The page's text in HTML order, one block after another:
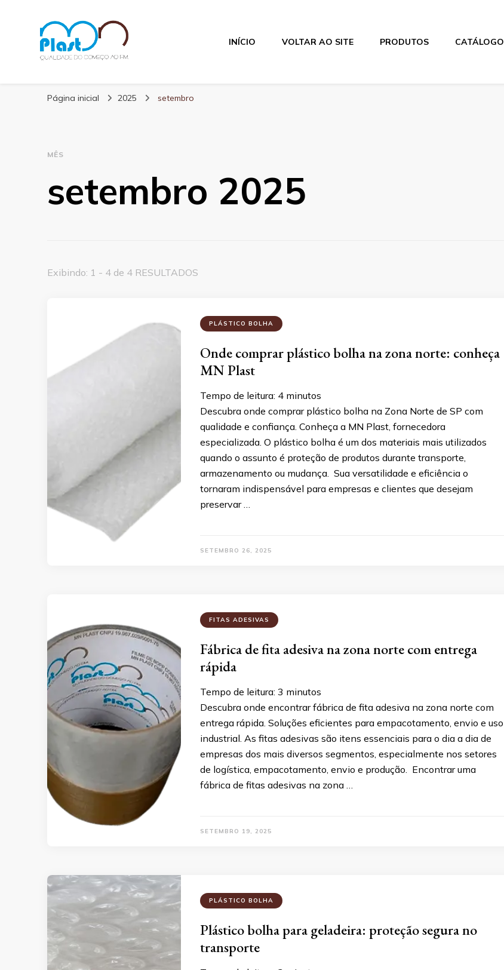
MN Plast
INÍCIO VOLTAR AO SITE PRODUTOS CATÁLOGO
Página inicial 2025 setembro
MÊS
setembro 2025
Exibindo: 1 - 4 de 4 RESULTADOS
PLÁSTICO BOLHA
Onde comprar plástico bolha na zona norte: conheça
MN Plast
Tempo de leitura: 4 minutos
Descubra onde comprar plástico bolha na Zona Norte de SP com
qualidade e confiança. Conheça a MN Plast, fornecedora
especializada. O plástico bolha é um dos materiais mais utilizados
quando o assunto é proteção de produtos durante transporte,
armazenamento ou mudança. Sua versatilidade e eficiência o
tornaram indispensável para empresas e clientes que desejam
preservar …
SETEMBRO 26, 2025
FITAS ADESIVAS
Fábrica de fita adesiva na zona norte com entrega
rápida
Tempo de leitura: 3 minutos
Descubra onde encontrar fábrica de fita adesiva na zona norte com
entrega rápida. Soluções eficientes para empacotamento, envio e uso
industrial. As fitas adesivas são itens essenciais para o dia a dia de
empresas dos mais diversos segmentos, especialmente nos setores
de logística, empacotamento, envio e produção. Encontrar uma
fábrica de fitas adesivas na zona …
SETEMBRO 19, 2025
PLÁSTICO BOLHA
Plástico bolha para geladeira: proteção segura no
transporte